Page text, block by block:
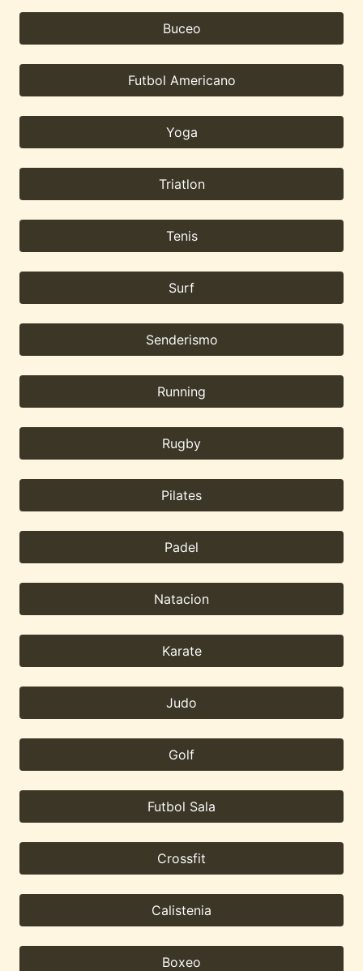
Buceo
Futbol Americano
Yoga
Triatlon
Tenis
Surf
Senderismo
Running
Rugby
Pilates
Padel
Natacion
Karate
Judo
Golf
Futbol Sala
Crossfit
Calistenia
Boxeo